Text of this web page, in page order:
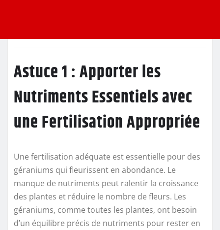
Astuce 1 : Apporter les
Nutriments Essentiels avec
une Fertilisation Appropriée
Une fertilisation adéquate est essentielle pour des
géraniums qui fleurissent en abondance. Le
manque de nutriments peut ralentir la croissance
des plantes et réduire le nombre de fleurs. Les
géraniums, comme toutes les plantes, ont besoin
d’un équilibre précis de nutriments pour rester en